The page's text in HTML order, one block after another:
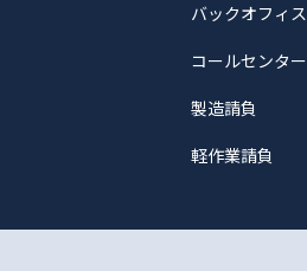
バックオフィス
コールセンター
製造請負
軽作業請負